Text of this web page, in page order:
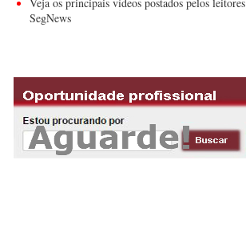
Veja os principais vídeos postados pelos leitores
SegNews